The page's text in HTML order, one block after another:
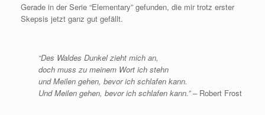
Gerade in der Serie “Elementary” gefunden, die mir trotz erster
Skepsis jetzt ganz gut gefällt.
“Des Waldes Dunkel zieht mich an,
doch muss zu meinem Wort ich stehn
und Meilen gehen, bevor ich schlafen kann.
Und Meilen gehen, bevor ich schlafen kann.” – Robert Frost